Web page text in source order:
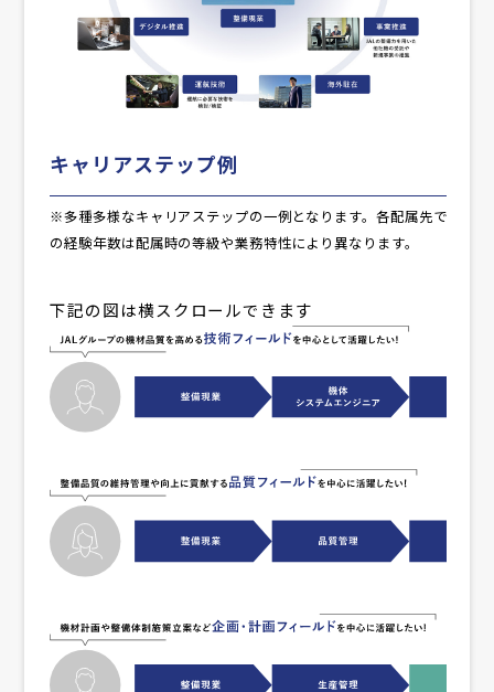
キャリアステップ例
※多種多様なキャリアステップの一例となります。各配属先で
の経験年数は配属時の等級や業務特性により異なります。
下記の図は横スクロールできます